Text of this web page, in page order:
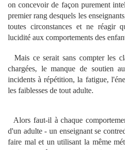
on concevoir de façon purement
premier rang desquels les
toutes circonstances et ne réagir
lucidité aux comportements des
Mais ce serait sans compter les
chargées, le manque de soutien
incidents à répétition, la fatigue,
les faiblesses de tout adulte.
Alors faut-il à chaque
d'un adulte - un enseignant se
faire mal et un utilisant la même